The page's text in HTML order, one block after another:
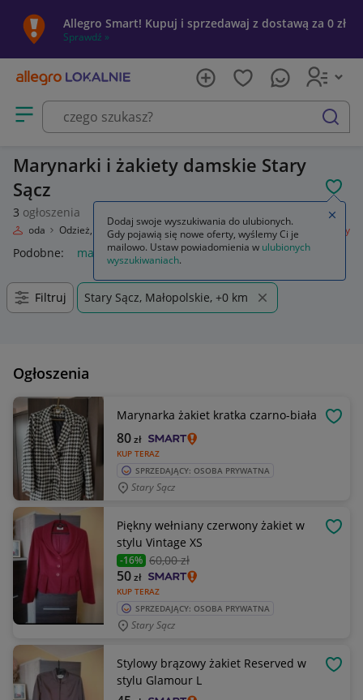
Allegro Smart! Kupuj i sprzedawaj z dostawą za 0 zł
Sprawdź »
Otwórz menu z kategoriami
szukaj
Marynarki i żakiety damskie Stary
Sącz
3 ogłoszenia
Moda Odzież, Obuwie, Dodatki Odzież damska Marynarki i żakiety
Podobne: marynarki i zakiety marynarki i zakiety damskie
Filtruj Stary Sącz, Małopolskie, +0 km
Ogłoszenia
Marynarka żakiet kratka czarno-biała
KUP TERAZ
80zł
SPRZEDAJĄCY: OSOBA PRYWATNA
Stary Sącz
Piękny wełniany czerwony żakiet w
stylu Vintage XS
-16% 60,00 zł
KUP TERAZ
50zł
SPRZEDAJĄCY: OSOBA PRYWATNA
Stary Sącz
Stylowy brązowy żakiet Reserved w
stylu Glamour L
Dodaj swoje wyszukiwania do ulubionych.
Gdy pojawią się nowe oferty, wyślemy Ci je
mailowo. Ustaw powiadomienia w ulubionych
wyszukiwaniach.